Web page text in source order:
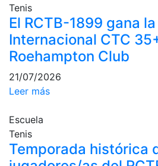
Tenis
El RCTB-1899 gana
Internacional CTC
Roehampton Club
21/07/2026
Leer más
Escuela
Tenis
Temporada histórica